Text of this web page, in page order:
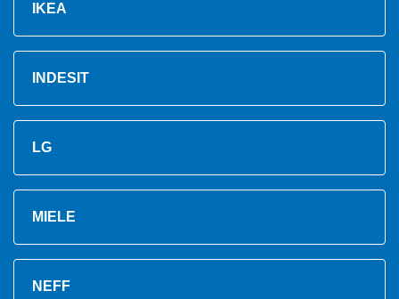
IKEA
INDESIT
LG
MIELE
NEFF